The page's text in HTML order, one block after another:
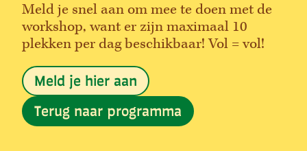
Meld je snel aan om mee te doen met de
workshop, want er zijn maximaal 10
plekken per dag beschikbaar! Vol = vol!
Meld je hier aan
Terug naar programma